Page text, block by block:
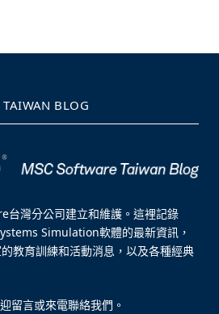
TAIWAN BLOG
台灣分公司建立和維護。這裡記錄
Simulation軟體的最新資訊，
教育訓練和活動消息，以及各種經典
留言或來電聯絡我們。